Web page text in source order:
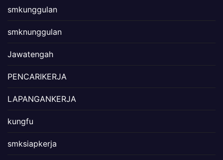
smkunggulan
smknunggulan
Jawatengah
PENCARIKERJA
LAPANGANKERJA
kungfu
smksiapkerja